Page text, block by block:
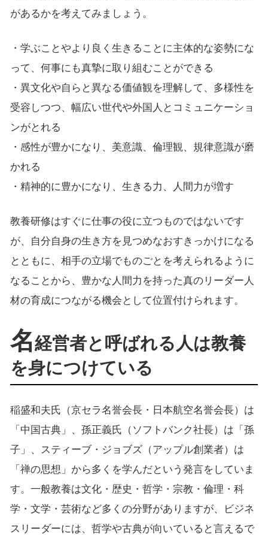
があるかを考えてみましょう。
・学ぶことやより良く生きることに主体的な姿勢にな
って、何事にも真摯に取り組むことができる
・異文化や自らと異なる価値観を理解して、多様性を
受容しつつ、幅広い世代や外国人とコミュニケーショ
ンがとれる
・感性が豊かになり、美意識、倫理観、規律意識が磨
かれる
・精神的に豊かになり、生きる力、人間力が増す
教養研修はすぐに仕事の役に立つものではないです
が、自分自身の生き方を見つめなおすきっかけになる
とともに、相手の立場でものごとを考えられるように
なることから、豊かな人間力を持った真のリーダー人
材の育成につながる機会として位置付けられます。
名経営者と呼ばれる人は教養
を身につけている
稲盛和夫氏（京セラ名誉会長・日本航空名誉会長）は
「中国古典」、孫正義氏（ソフトバンク社長）は「孫
子」、スティーブ・ジョブズ（アップル創業者）は
「禅の思想」から多くを学んだという発言をしていま
す。一般教養は文化・歴史・哲学・宗教・倫理・科
学・文学・芸術など多くの分野がありますが、ビジネ
スリーダーには、哲学や古典が向いていると言えるで